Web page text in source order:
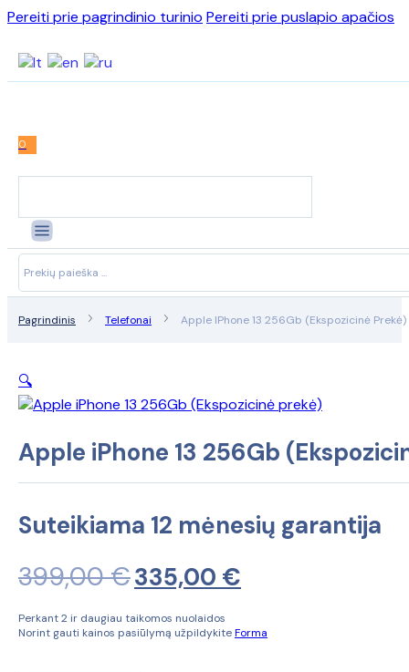
Pereiti prie pagrindinio turinio Pereiti prie puslapio apačios
0
Search
...
Pagrindinis Telefonai Apple IPhone 13 256Gb (Ekspozicinė Prekė)
🔍
Apple iPhone 13 256Gb
Suteikiama 12 mėnesių garantija
399,00€Original
price
335,00 €
Perkant 2 ir daugiau taikomos nuolaidos
Norint gauti kainos pasiūlymą užpildykiteForma